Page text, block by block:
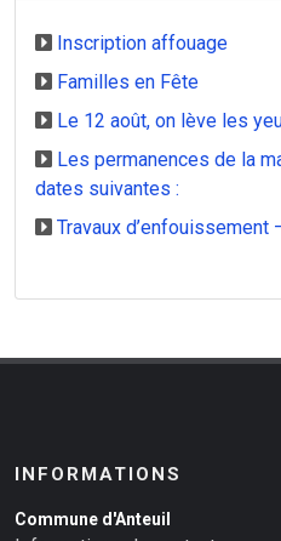
Inscription affouage
Familles en Fête
Le 12 août, on lève les
Les permanences de la
dates suivantes :
Travaux
INFORMATIONS
Commune d'Anteuil